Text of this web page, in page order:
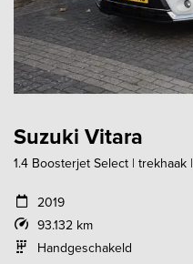
Suzuki Vitara
1.4 Boosterjet Select | trekhaak |
2019
93.132 km
Handgeschakeld